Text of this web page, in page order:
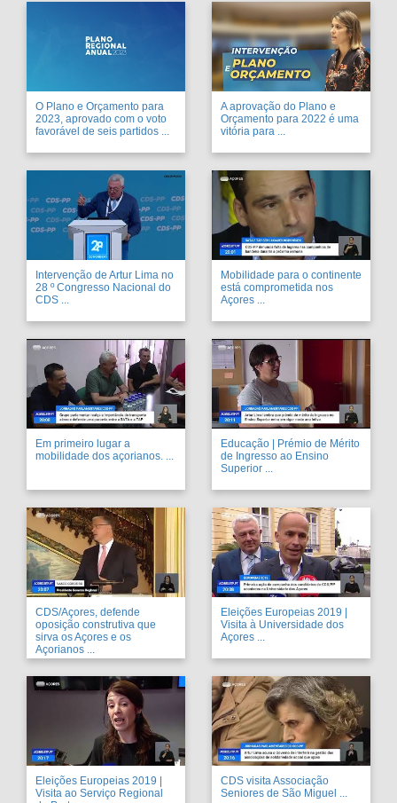
O Plano e Orçamento para
2023, aprovado com o voto
favorável de seis partidos ...
A aprovação do Plano e
Orçamento para 2022 é uma
vitória para ...
Intervenção de Artur Lima no
28 º Congresso Nacional do
CDS ...
Mobilidade para o continente
está comprometida nos
Açores ...
Em primeiro lugar a
mobilidade dos açorianos. ...
Educação | Prémio de Mérito
de Ingresso ao Ensino
Superior ...
CDS/Açores, defende
oposição construtiva que
sirva os Açores e os
Açorianos ...
Eleições Europeias 2019 |
Visita à Universidade dos
Açores ...
Eleições Europeias 2019 |
Visita ao Serviço Regional
CDS visita Associação
Seniores de São Miguel ...